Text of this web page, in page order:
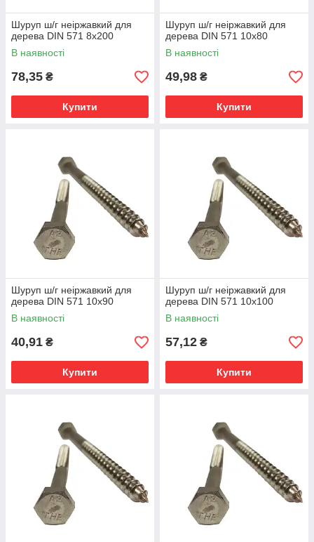
Шуруп ш/г неіржавкий для
дерева DIN 571 8х200
В наявності
78,35 ₴
Купити
Шуруп ш/г неіржавкий для
дерева DIN 571 10х80
В наявності
49,98 ₴
Купити
Шуруп ш/г неіржавкий для
дерева DIN 571 10х90
В наявності
40,91 ₴
Купити
Шуруп ш/г неіржавкий для
дерева DIN 571 10х100
В наявності
57,12 ₴
Купити